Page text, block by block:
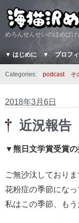
めろんせんせいのほめぱげ
▼ はじめに ▼ プロフィ
Categories: podcast そ
2018年3月6日
近況報告
▼熊日文学賞受賞の
ご無沙汰しておりま
花粉症の季節にな
私はこの季節、もう